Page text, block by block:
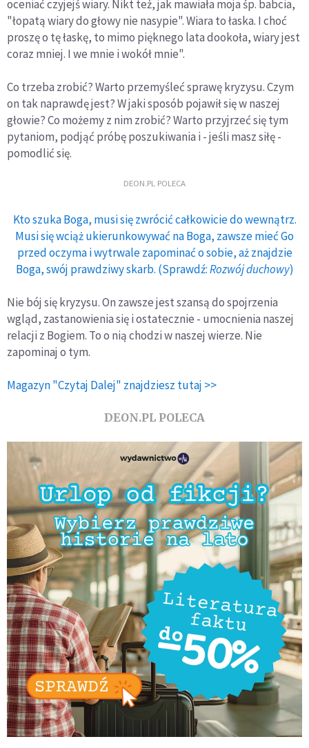
oceniać czyjejś wiary. Nikt też, jak mawiała moja śp. babcia,
"łopatą wiary do głowy nie nasypie". Wiara to łaska. I choć
proszę o tę łaskę, to mimo pięknego lata dookoła, wiary jest
coraz mniej. I we mnie i wokół mnie".
Co trzeba zrobić? Warto przemyśleć sprawę kryzysu. Czym
on tak naprawdę jest? W jaki sposób pojawił się w naszej
głowie? Co możemy z nim zrobić? Warto przyjrzeć się tym
pytaniom, podjąć próbę poszukiwania i - jeśli masz siłę -
pomodlić się.
DEON.PL POLECA
Kto szuka Boga, musi się zwrócić całkowicie do wewnątrz.
Musi się wciąż ukierunkowywać na Boga, zawsze mieć Go
przed oczyma i wytrwale zapominać o sobie, aż znajdzie
Boga, swój prawdziwy skarb. (Sprawdź:Rozwój duchowy)
Nie bój się kryzysu. On zawsze jest szansą do spojrzenia
wgląd, zastanowienia się i ostatecznie - umocnienia naszej
relacji z Bogiem. To o nią chodzi w naszej wierze. Nie
zapominaj o tym.
Magazyn "Czytaj Dalej" znajdziesz tutaj >>
DEON.PL POLECA